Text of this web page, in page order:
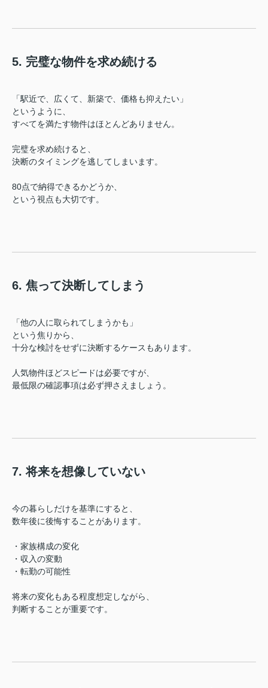
5. 完璧な物件を求め続ける
「駅近で、広くて、新築で、価格も抑えたい」
というように、
すべてを満たす物件はほとんどありません。
完璧を求め続けると、
決断のタイミングを逃してしまいます。
80点で納得できるかどうか、
という視点も大切です。
6. 焦って決断してしまう
「他の人に取られてしまうかも」
という焦りから、
十分な検討をせずに決断するケースもあります。
人気物件ほどスピードは必要ですが、
最低限の確認事項は必ず押さえましょう。
7. 将来を想像していない
今の暮らしだけを基準にすると、
数年後に後悔することがあります。
・家族構成の変化
・収入の変動
・転勤の可能性
将来の変化もある程度想定しながら、
判断することが重要です。